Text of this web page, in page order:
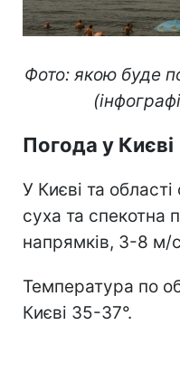
Фото: якою буде
Погода у Києві
У Києві та
суха та спекотна
напрямків, 3-8 м/
Температура по
Києві 35-37°.